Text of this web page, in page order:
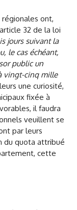
ont,
32 de la loi
jours suivant la
le cas échéant,
public un
vingt-cinq mille
une curiosité,
fixée à
il faudra
veuillent se
par leurs
du quota attribué
cette